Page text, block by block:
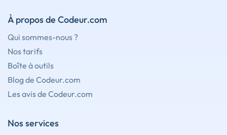
À propos de Codeur.com
Qui sommes-nous ?
Nos tarifs
Boîte à outils
Blog de Codeur.com
Les avis de Codeur.com
Nos services